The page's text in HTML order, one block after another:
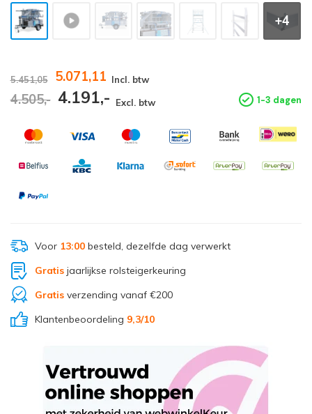
+4
5.451,05 5.071,11 Incl. btw
4.505,- 4.191,- Excl. btw 1-3 dagen
Voor 13:00besteld, dezelfde dag verwerkt
Gratisjaarlijkse rolsteigerkeuring
Gratisverzending vanaf €200
Klantenbeoordeling 9,3/10